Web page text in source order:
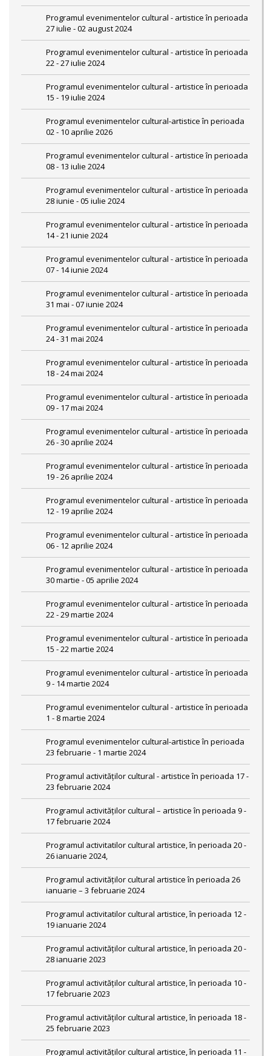
Programul evenimentelor cultural - artistice în perioada
27 iulie - 02 august 2024
Programul evenimentelor cultural - artistice în perioada
22 - 27 iulie 2024
Programul evenimentelor cultural - artistice în perioada
15 - 19 iulie 2024
Programul evenimentelor cultural-artistice în perioada
02 - 10 aprilie 2026
Programul evenimentelor cultural - artistice în perioada
08 - 13 iulie 2024
Programul evenimentelor cultural - artistice în perioada
28 iunie - 05 iulie 2024
Programul evenimentelor cultural - artistice în perioada
14 - 21 iunie 2024
Programul evenimentelor cultural - artistice în perioada
07 - 14 iunie 2024
Programul evenimentelor cultural - artistice în perioada
31 mai - 07 iunie 2024
Programul evenimentelor cultural - artistice în perioada
24 - 31 mai 2024
Programul evenimentelor cultural - artistice în perioada
18 - 24 mai 2024
Programul evenimentelor cultural - artistice în perioada
09 - 17 mai 2024
Programul evenimentelor cultural - artistice în perioada
26 - 30 aprilie 2024
Programul evenimentelor cultural - artistice în perioada
19 - 26 aprilie 2024
Programul evenimentelor cultural - artistice în perioada
12 - 19 aprilie 2024
Programul evenimentelor cultural - artistice în perioada
06 - 12 aprilie 2024
Programul evenimentelor cultural - artistice în perioada
30 martie - 05 aprilie 2024
Programul evenimentelor cultural - artistice în perioada
22 - 29 martie 2024
Programul evenimentelor cultural - artistice în perioada
15 - 22 martie 2024
Programul evenimentelor cultural - artistice în perioada
9 - 14 martie 2024
Programul evenimentelor cultural - artistice în perioada
1 - 8 martie 2024
Programul evenimentelor cultural-artistice în perioada
23 februarie - 1 martie 2024
Programul activităților cultural - artistice în perioada 17 -
23 februarie 2024
Programul activităților cultural – artistice în perioada 9 -
17 februarie 2024
Programul activitatilor cultural artistice, în perioada 20 -
26 ianuarie 2024,
Programul activităților cultural artistice în perioada 26
ianuarie – 3 februarie 2024
Programul activitatilor cultural artistice, în perioada 12 -
19 ianuarie 2024
Programul activităților cultural artistice, în perioada 20 -
28 ianuarie 2023
Programul activităților cultural artistice, în perioada 10 -
17 februarie 2023
Programul activităților cultural artistice, în perioada 18 -
25 februarie 2023
Programul activităților cultural artistice, în perioada 11 -